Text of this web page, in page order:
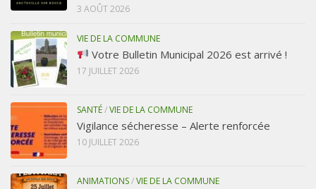
3 AOÛT 2026
VIE DE LA COMMUNE
Votre Bulletin Municipal 2026 est arrivé !
17 JUILLET 2026
SANTÉ/VIE DE LA COMMUNE
Vigilance sécheresse – Alerte renforcée
10 JUILLET 2026
ANIMATIONS/VIE DE LA COMMUNE